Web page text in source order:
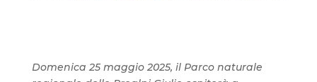
Domenica 25 maggio 2025, il Parco naturale